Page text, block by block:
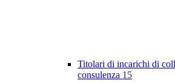
Titolari di incarichi di
consulenza 15